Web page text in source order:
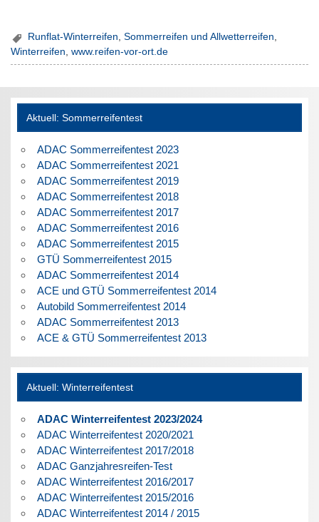
Runflat-Winterreifen,Sommerreifen und Allwetterreifen,
Winterreifen ,www.reifen-vor-ort.de
Aktuell: Sommerreifentest
ADAC Sommerreifentest 2023
ADAC Sommerreifentest 2021
ADAC Sommerreifentest 2019
ADAC Sommerreifentest 2018
ADAC Sommerreifentest 2017
ADAC Sommerreifentest 2016
ADAC Sommerreifentest 2015
GTÜ Sommerreifentest 2015
ADAC Sommerreifentest 2014
ACE und GTÜ Sommerreifentest 2014
Autobild Sommerreifentest 2014
ADAC Sommerreifentest 2013
ACE & GTÜ Sommerreifentest 2013
Aktuell: Winterreifentest
ADAC Winterreifentest 2023/2024
ADAC Winterreifentest 2020/2021
ADAC Winterreifentest 2017/2018
ADAC Ganzjahresreifen-Test
ADAC Winterreifentest 2016/2017
ADAC Winterreifentest 2015/2016
ADAC Winterreifentest 2014 / 2015